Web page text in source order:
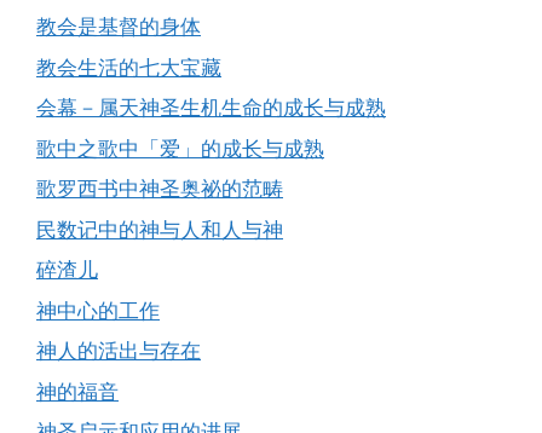
教会是基督的身体
教会生活的七大宝藏
会幕－属天神圣生机生命的成长与成熟
歌中之歌中「爱」的成长与成熟
歌罗西书中神圣奥祕的范畴
民数记中的神与人和人与神
碎渣儿
神中心的工作
神人的活出与存在
神的福音